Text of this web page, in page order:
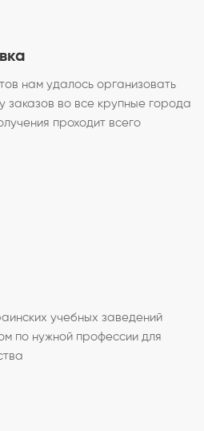
нам удалось организовать
во все крупные города
проходит всего
учебных заведений
по нужной профессии для